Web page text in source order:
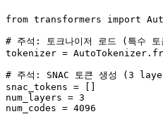
from transformers import
# 주석: 토크나이저 로드 (특수 토
tokenizer =
# 주석: SNAC 토큰 생성 (3
snac_tokens = []
num_layers = 3
num_codes = 4096